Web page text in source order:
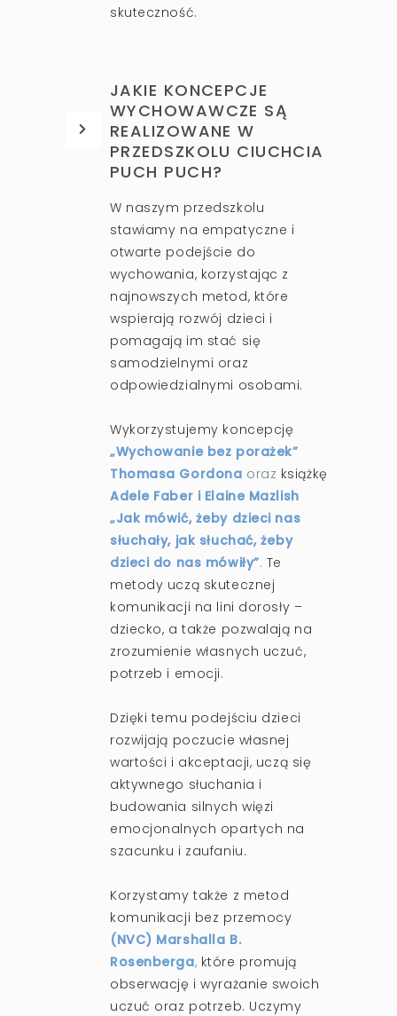
skuteczność.
JAKIE KONCEPCJE
WYCHOWAWCZE SĄ
REALIZOWANE W
PRZEDSZKOLU CIUCHCIA
PUCH PUCH?
W naszym przedszkolu
stawiamy na empatyczne i
otwarte podejście do
wychowania, korzystając z
najnowszych metod, które
wspierają rozwój dzieci i
pomagają im stać się
samodzielnymi oraz
odpowiedzialnymi osobami.
Wykorzystujemy koncepcję
„Wychowanie bez porażek”
Thomasa Gordona oraz książkę
Adele Faber i Elaine Mazlish
„Jak mówić, żeby dzieci nas
słuchały, jak słuchać, żeby
dzieci do nas mówiły”. Te
metody uczą skutecznej
komunikacji na lini dorosły –
dziecko, a także pozwalają na
zrozumienie własnych uczuć,
potrzeb i emocji.
Dzięki temu podejściu dzieci
rozwijają poczucie własnej
wartości i akceptacji, uczą się
aktywnego słuchania i
budowania silnych więzi
emocjonalnych opartych na
szacunku i zaufaniu.
Korzystamy także z metod
komunikacji bez przemocy
(NVC) Marshalla B.
Rosenberga, które promują
obserwację i wyrażanie swoich
uczuć oraz potrzeb. Uczymy